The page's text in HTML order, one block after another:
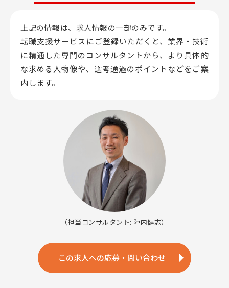
上記の情報は、求人情報の一部のみです。
転職支援サービスにご登録いただくと、業界・技術
に精通した専門のコンサルタントから、 より具体的
な求める人物像や、選考通過のポイントなどをご案
内します。
（担当コンサルタント: 陣内健志）
この求人への応募・問い合わせ